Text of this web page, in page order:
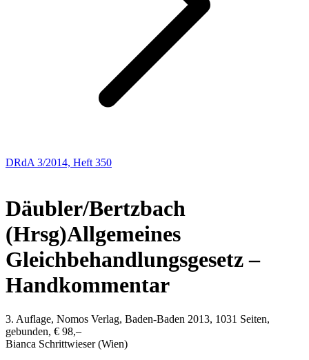
DRdA 3/2014, Heft 350
Däubler/Bertzbach
(Hrsg)Allgemeines
Gleichbehandlungsgesetz –
Handkommentar
3. Auflage, Nomos Verlag, Baden-Baden 2013, 1031 Seiten,
gebunden, € 98,–
Bianca Schrittwieser (Wien)